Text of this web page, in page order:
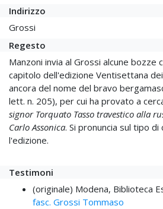
Indirizzo
Grossi
Regesto
Manzoni invia al Grossi alcune
capitolo dell'edizione Ventisettana dei
ancora del nome del bravo
lett. n. 205), per cui ha provato a
signor Torquato Tasso travestico alla
Carlo Assonica. Si pronuncia sul tipo
l'edizione.
Testimoni
(originale) Modena, Biblioteca
fasc. Grossi Tommaso